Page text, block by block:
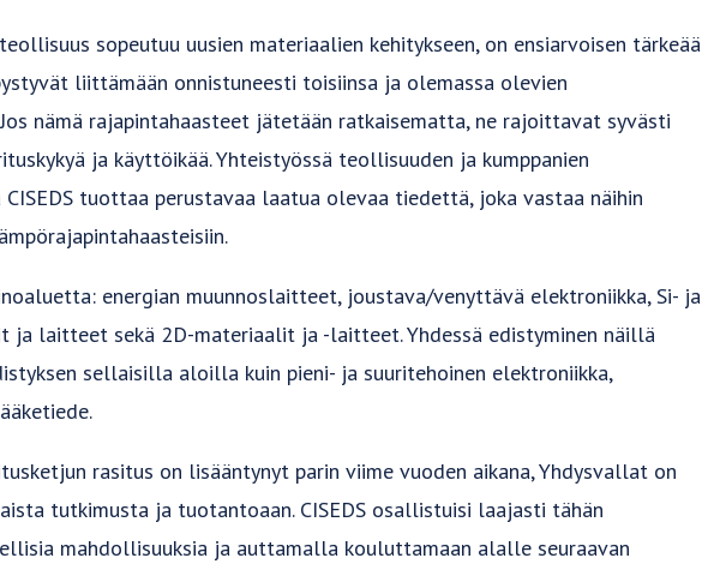
sopeutuu uusien materiaalien kehitykseen, on ensiarvoisen tärkeää
liittämään onnistuneesti toisiinsa ja olemassa olevien
nämä rajapintahaasteet jätetään ratkaisematta, ne rajoittavat syvästi
ja käyttöikää. Yhteistyössä teollisuuden ja kumppanien
tuottaa perustavaa laatua olevaa tiedettä, joka vastaa näihin
energian muunnoslaitteet, joustava/venyttävä elektroniikka, Si- ja
ja laitteet sekä 2D-materiaalit ja -laitteet. Yhdessä edistyminen näillä
sellaisilla aloilla kuin pieni- ja suuritehoinen elektroniikka,
rasitus on lisääntynyt parin viime vuoden aikana, Yhdysvallat on
tutkimusta ja tuotantoaan. CISEDS osallistuisi laajasti tähän
mahdollisuuksia ja auttamalla kouluttamaan alalle seuraavan